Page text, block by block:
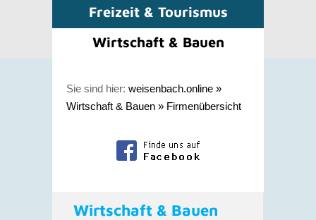
Freizeit & Tourismus
Wirtschaft & Bauen
Sie sind hier: weisenbach.online »
Wirtschaft & Bauen » Firmenübersicht
Wirtschaft & Bauen